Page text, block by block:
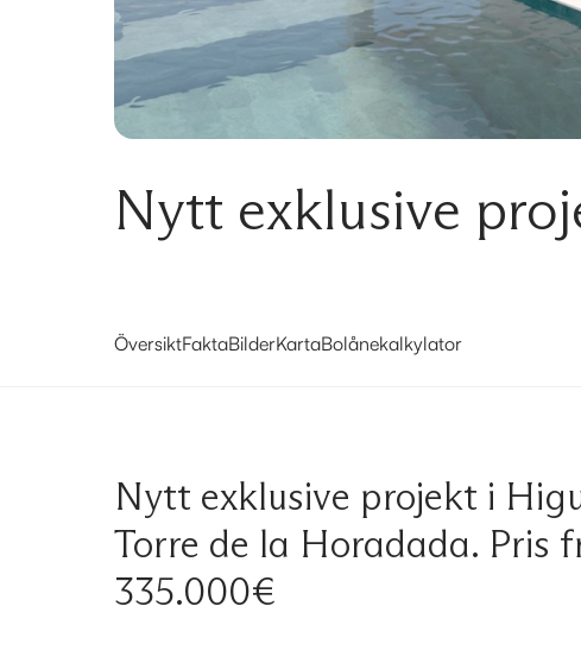
Nytt exklusive
ÖversiktFaktaBilderKartaBolånekalkylator
Nytt exklusive projekt i
Torre de la Horadada. Pris
335.000€